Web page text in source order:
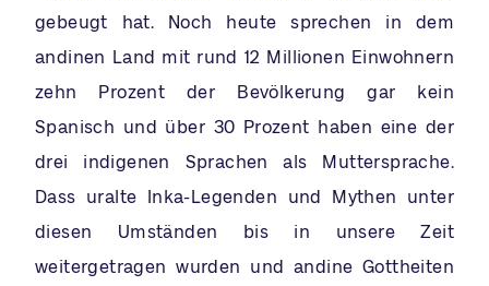
gebeugt hat. Noch heute sprechen in dem
andinen Land mit rund 12 Millionen Einwohnern
zehn Prozent der Bevölkerung gar kein
Spanisch und über 30 Prozent haben eine der
drei indigenen Sprachen als Muttersprache.
Dass uralte Inka-Legenden und Mythen unter
diesen Umständen bis in unsere Zeit
weitergetragen wurden und andine Gottheiten